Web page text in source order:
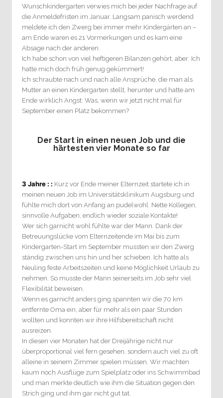
Wunschkindergarten verwies mich bei jeder Nachfrage auf
die Anmeldefristen im Januar. Langsam panisch werdend
meldete ich den Zwerg bei immer mehr Kindergärten an –
am Ende waren es 21 Vormerkungen und es kam eine
Absage nach der anderen.
Ich habe schon von viel heftigeren Bilanzen gehört, aber: Ich
hatte mich doch früh genug gekümmert!
Ich schraubte nach und nach alle Ansprüche, die man als
Mutter an einen Kindergarten stellt, herunter und hatte am
Ende wirklich Angst: Was, wenn wir jetzt nicht mal für
September einen Platz bekommen?
Der Start in einen neuen Job und die
härtesten vier Monate so far
3 Jahre : : Kurz vor Ende meiner Elternzeit startete ich in
meinen neuen Job im Universitätsklinikum Augsburg und
fühlte mich dort von Anfang an pudelwohl. Nette Kollegen,
sinnvolle Aufgaben, endlich wieder soziale Kontakte!
Wer sich garnicht wohl fühlte war der Mann. Dank der
Betreuungslücke vom Elternzeitende im Mai bis zum
Kindergarten-Start im September mussten wir den Zwerg
ständig zwischen uns hin und her schieben. Ich hatte als
Neuling feste Arbeitszeiten und keine Möglichkeit Urlaub zu
nehmen. So musste der Mann seinerseits im Job sehr viel
Flexibilität beweisen.
Wenn es garnicht anders ging spannten wir die 70 km
entfernte Oma ein, aber für mehr als ein paar Stunden
wollten und konnten wir ihre Hilfsbereitschaft nicht
ausreizen.
In diesen vier Monaten hat der Dreijährige nicht nur
überproportional viel fern gesehen, sondern auch viel zu oft
alleine in seinem Zimmer spielen müssen. Wir machten
kaum noch Ausflüge zum Spielplatz oder ins Schwimmbad
und man merkte deutlich wie ihm die Situation gegen den
Strich ging und ihm gar nicht gut tat.